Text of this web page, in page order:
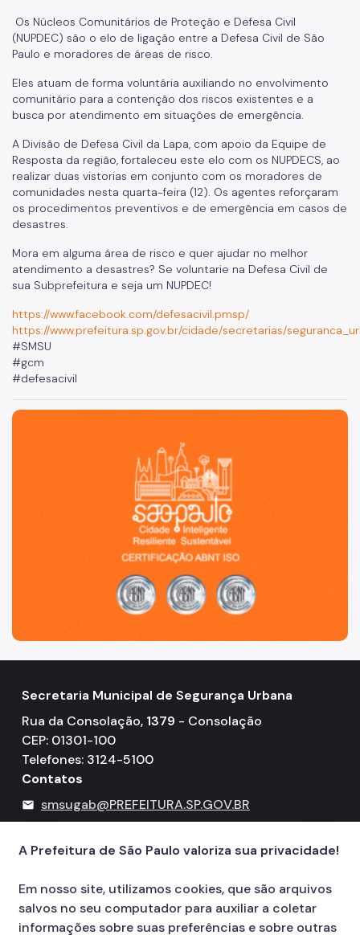
Imprensa
Os Núcleos Comunitários de Proteção e Defesa Civil
(NUPDEC) são o elo de ligação entre a Defesa Civil de São
Paulo e moradores de áreas de risco.
Eles atuam de forma voluntária auxiliando no envolvimento
comunitário para a contenção dos riscos existentes e a
busca por atendimento em situações de emergência.
A Divisão de Defesa Civil da Lapa, com apoio da Equipe de
Resposta da região, fortaleceu este elo com os NUPDECS, ao
realizar duas vistorias em conjunto com os moradores de
comunidades nesta quarta-feira (12). Os agentes reforçaram
os procedimentos preventivos e de emergência em casos de
desastres.
Mora em alguma área de risco e quer ajudar no melhor
atendimento a desastres? Se voluntarie na Defesa Civil de
sua Subprefeitura e seja um NUPDEC!
https://www.facebook.com/defesacivil.pmsp/
https://www.prefeitura.sp.gov.br/cidade/secretarias/
#SMSU
#gcm
#defesacivil
São Paulo, cidade inteligente, resiliente e sustentável
Secretaria Municipal de Segurança Urbana
Rua da Consolação, 1379 - Consolação
CEP: 01301-100
Telefones: 3124-5100
Contatos
mail smsugab@PREFEITURA.SP.GOV.BR
156
A Prefeitura de São Paulo valoriza sua privacidade!
Em nosso site, utilizamos cookies, que são arquivos
salvos no seu computador para auxiliar a coletar
informações sobre suas preferências e sobre outras